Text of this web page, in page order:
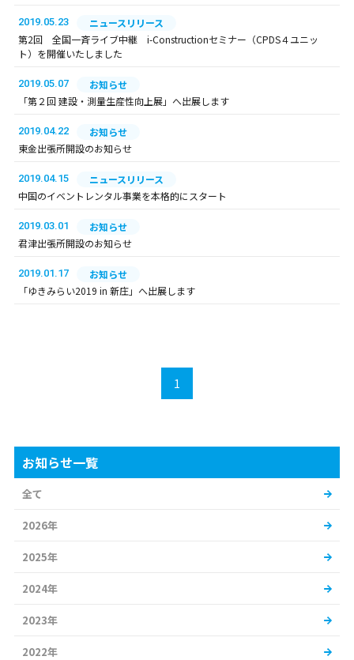
2019.05.23
ニュースリリース
第2回 全国一斉ライブ中継 i-Constructionセミナー（CPDS４ユニッ
ト）を開催いたしました
2019.05.07
お知らせ
「第２回 建設・測量生産性向上展」へ出展します
2019.04.22
お知らせ
東金出張所開設のお知らせ
2019.04.15
ニュースリリース
中国のイベントレンタル事業を本格的にスタート
2019.03.01
お知らせ
君津出張所開設のお知らせ
2019.01.17
お知らせ
「ゆきみらい2019 in 新庄」へ出展します
1
お知らせ一覧
全て
2026年
2025年
2024年
2023年
2022年